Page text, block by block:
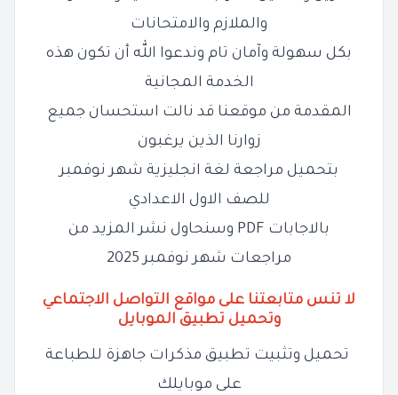
والملازم والامتحانات
بكل سهولة وآمان تام وندعوا الله أن تكون هذه
الخدمة المجانية
المقدمة من موقعنا قد نالت استحسان جميع
زوارنا الذين يرغبون
بتحميل مراجعة لغة انجليزية شهر نوفمبر
للصف الاول الاعدادي
بالاجابات PDF وسنحاول نشر المزيد من
مراجعات شهر نوفمبر 2025
لا تنس متابعتنا على مواقع التواصل الاجتماعي
وتحميل تطبيق الموبايل
تحميل وتثبيت تطبيق مذكرات جاهزة للطباعة
على موبايلك